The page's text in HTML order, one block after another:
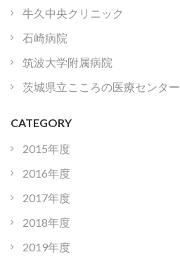
牛久中央クリニック
石崎病院
筑波大学附属病院
茨城県立こころの医療センター
CATEGORY
2015年度
2016年度
2017年度
2018年度
2019年度